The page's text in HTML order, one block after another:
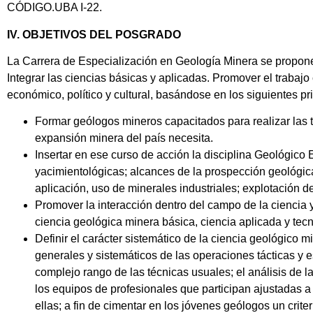
CÓDIGO.UBA I-22.
IV. OBJETIVOS DEL POSGRADO
La Carrera de Especialización en Geología Minera se
Integrar las ciencias básicas y aplicadas. Promover el
económico, político y cultural, basándose en los siguientes
Formar geólogos mineros capacitados para realizar
expansión minera del país necesita.
Insertar en ese curso de acción la disciplina
yacimientológicas; alcances de la prospección
aplicación, uso de minerales industriales; explotación
Promover la interacción dentro del campo de la
ciencia geológica minera básica, ciencia aplicada y
Definir el carácter sistemático de la ciencia geológico
generales y sistemáticos de las operaciones tácticas y
complejo rango de las técnicas usuales; el análisis de
los equipos de profesionales que participan ajustadas
ellas; a fin de cimentar en los jóvenes geólogos un